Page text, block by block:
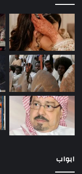
ابواب